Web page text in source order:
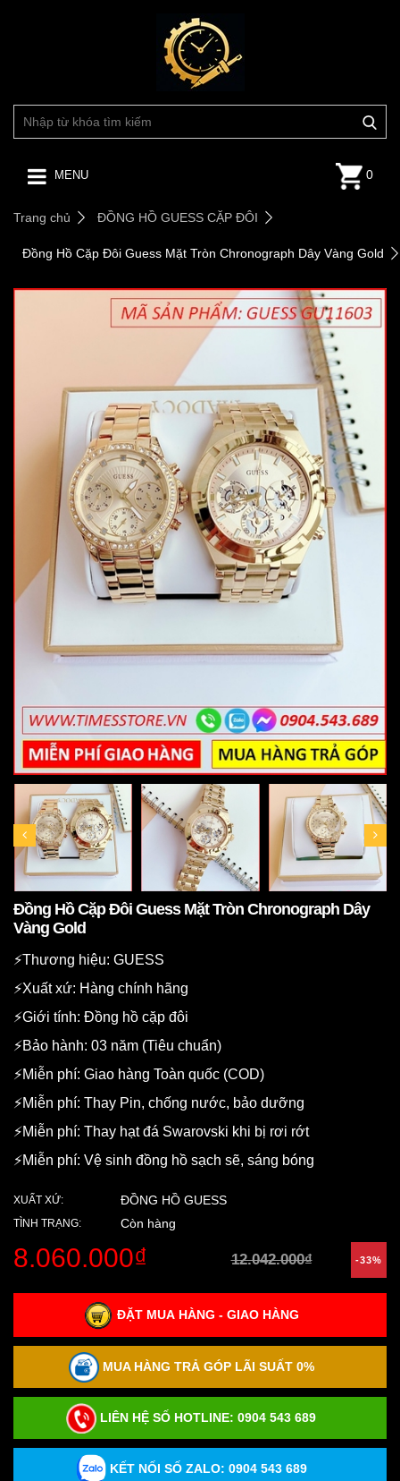
MENU 0
Trang chủ ĐỒNG HỒ GUESS CẶP ĐÔI
Đồng Hồ Cặp Đôi Guess Mặt Tròn Chronograph Dây Vàng Gold
Đồng Hồ Cặp Đôi Guess Mặt Tròn Chronograph Dây
Vàng Gold
⚡️Thương hiệu: GUESS
⚡️Xuất xứ: Hàng chính hãng
⚡️Giới tính: Đồng hồ cặp đôi
⚡️Bảo hành: 03 năm (Tiêu chuẩn)
⚡️Miễn phí: Giao hàng Toàn quốc (COD)
⚡️Miễn phí: Thay Pin, chống nước, bảo dưỡng
⚡️Miễn phí: Thay hạt đá Swarovski khi bị rơi rớt
⚡️Miễn phí: Vệ sinh đồng hồ sạch sẽ, sáng bóng
XUẤT XỨ: ĐỒNG HỒ GUESS
TÌNH TRẠNG: Còn hàng
8.060.000₫ 12.042.000₫ -33%
ĐẶT MUA HÀNG - GIAO HÀNG
MUA HÀNG TRẢ GÓP LÃI SUẤT 0%
LIÊN HỆ SỐ HOTLINE: 0904 543 689
KẾT NỐI SỐ ZALO: 0904 543 689